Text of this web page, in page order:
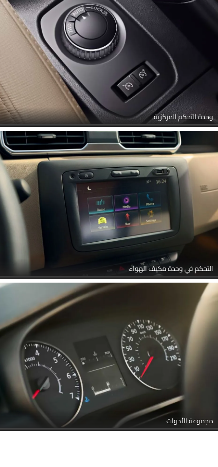
وحدة التحكم المركزية
التحكم في وحدة مكيف الهواء
مجموعة الأدوات